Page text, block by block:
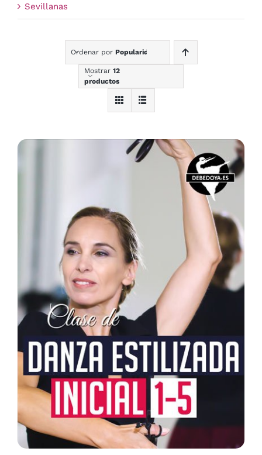
Sevillanas
Ordenar por Popularidad
Mostrar 12
productos